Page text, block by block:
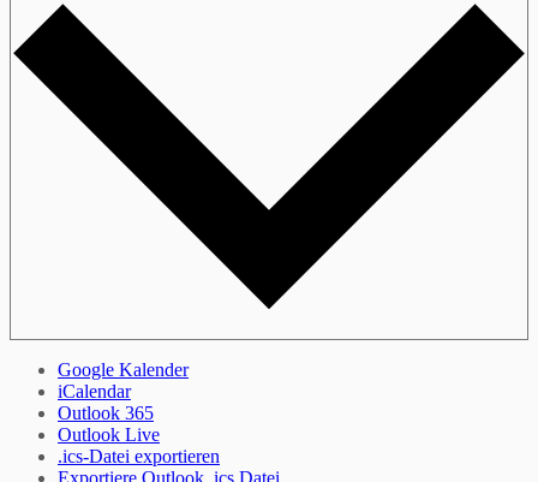
Google Kalender
iCalendar
Outlook 365
Outlook Live
.ics-Datei exportieren
Exportiere Outlook .ics Datei